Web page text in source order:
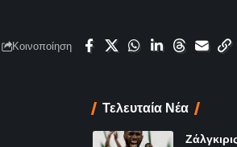
Κοινοποίηση
Τελευταία Νέα